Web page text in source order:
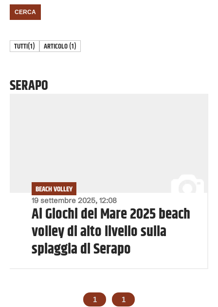
CERCA
TUTTI(1) ARTICOLO(1)
SERAPO
19 settembre 2025, 12:08
BEACH VOLLEY
Ai Giochi del Mare 2025 beach
volley di alto livello sulla
spiaggia di Serapo
1 1